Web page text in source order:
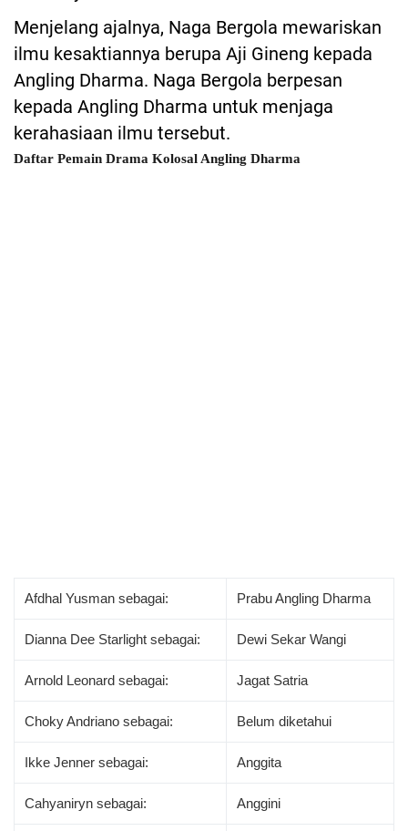
Menjelang ajalnya, Naga Bergola mewariskan
ilmu kesaktiannya berupa Aji Gineng kepada
Angling Dharma. Naga Bergola berpesan
kepada Angling Dharma untuk menjaga
kerahasiaan ilmu tersebut.
Daftar Pemain Drama Kolosal Angling Dharma
Afdhal Yusman sebagai: Prabu Angling Dharma
Dianna Dee Starlight sebagai: Dewi Sekar Wangi
Arnold Leonard sebagai: Jagat Satria
Choky Andriano sebagai: Belum diketahui
Ikke Jenner sebagai: Anggita
Cahyaniryn sebagai: Anggini